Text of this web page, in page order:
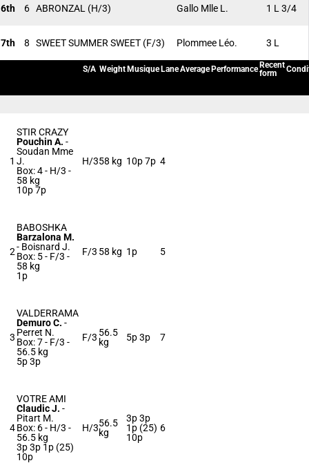
6th 6 ABRONZAL (H/3) Gallo Mlle L. 1 L 3/4
7th 8 SWEET SUMMER SWEET (F/3) Plommee Léo. 3 L
S/A Weight Musique LaneAverage Performance Recent
form
1
STIR CRAZY
Pouchin A. -
Soudan Mme
J.
Box: 4 - H/3 -
58 kg
10p 7p
H/358 kg 10p 7p 4
2
BABOSHKA
Barzalona M.
- Boisnard J.
Box: 5 - F/3 -
58 kg
1p
F/3 58 kg 1p 5
3
VALDERRAMA
Demuro C. -
Perret N.
Box: 7 - F/3 -
56.5 kg
5p 3p
F/3 56.5
kg
5p 3p 7
4
VOTRE AMI
Claudic J. -
Pitart M.
Box: 6 - H/3 -
56.5 kg
3p 3p 1p (25)
10p
H/356.5
kg
3p 3p
1p (25)
10p
6